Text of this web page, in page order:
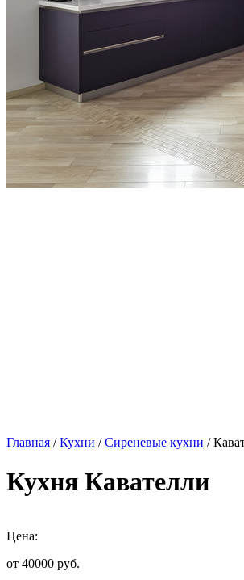
Главная /Кухни /Сиреневые кухни /
Кухня Кавателли
Цена:
от 40000 руб.